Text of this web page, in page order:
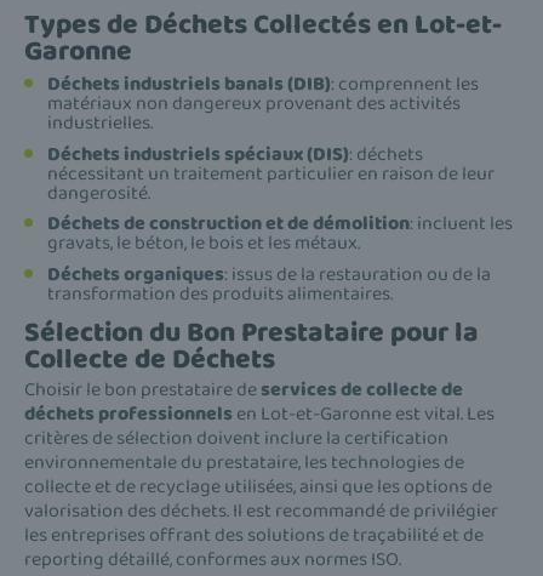
Types de Déchets Collectés en Lot-et-
Garonne
Déchets industriels banals (DIB): comprennent les
matériaux non dangereux provenant des activités
industrielles.
Déchets industriels spéciaux (DIS): déchets
nécessitant un traitement particulier en raison de leur
dangerosité.
Déchets de construction et de démolition: incluent les
gravats, le béton, le bois et les métaux.
Déchets organiques: issus de la restauration ou de la
transformation des produits alimentaires.
Sélection du Bon Prestataire pour la
Collecte de Déchets
Choisir le bon prestataire deservices de collecte de
déchets professionnels en Lot-et-Garonne est vital. Les
critères de sélection doivent inclure la certification
environnementale du prestataire, les technologies de
collecte et de recyclage utilisées, ainsi que les options de
valorisation des déchets. Il est recommandé de privilégier
les entreprises offrant des solutions de traçabilité et de
reporting détaillé, conformes aux normes ISO.